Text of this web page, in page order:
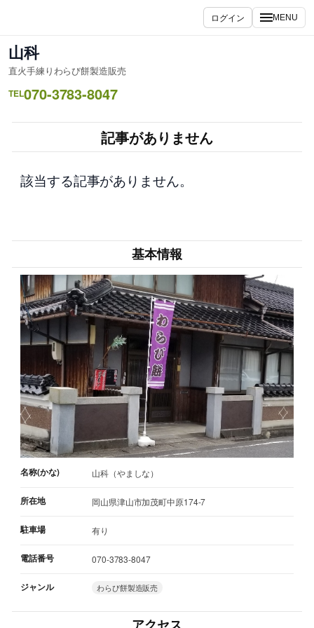
ス
キ
ッ
ログイン MENU
山科
直火手練りわらび餅製造販売
TEL070-3783-8047
記事がありません
該当する記事がありません。
基本情報
名称(かな) 山科（やましな）
所在地 岡山県津山市加茂町中原174-7
駐車場 有り
電話番号 070-3783-8047
ジャンル わらび餅製造販売